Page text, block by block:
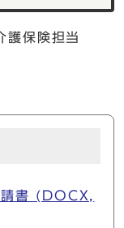
保険担当
請書 (DOCX,